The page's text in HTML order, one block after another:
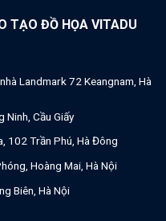
TẠO ĐỒ HỌA VITADU
Landmark 72 Keangnam, Hà
Ninh, Cầu Giấy
102 Trần Phú, Hà Đông
Hoàng Mai, Hà Nội
Biên, Hà Nội